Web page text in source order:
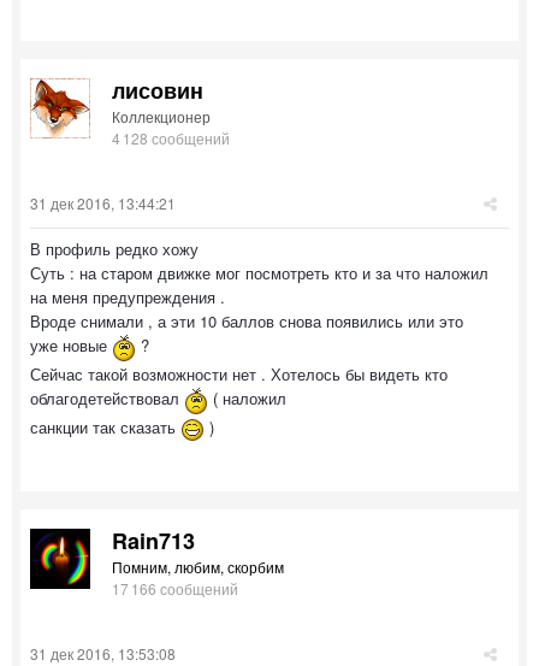
лисовин
Коллекционер
4 128 сообщений
31 дек 2016, 13:44:21
В профиль редко хожу
Суть : на старом движке мог посмотреть кто и за что наложил
на меня предупреждения .
Вроде снимали , а эти 10 баллов снова появились или это
уже новые
?
Сейчас такой возможности нет . Хотелось бы видеть кто
облагодетействовал
( наложил
санкции так сказать
)
Rain713
Помним, любим, скорбим
17 166 сообщений
31 дек 2016, 13:53:08